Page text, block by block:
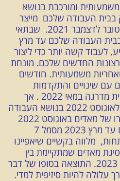
ומורכבת בנושא
בבית העבודה שלכם מייצר
הזדמנויות חדשות בין אוקטובר לדצמבר 2021. שבתאי
בבית העבודה שלכם עד מרץ
לעבוד קשה יותר כדי ליצור
החדשים שלכם. מונחת
משמעותית. חודשים
2022 מטיבים עם שינויים והתקדמות
בעשייה שלכם. צפויה עליית מדרגה במאי 2022 . אך
ייתכן משבר בין חודש יוני לאוגוסט 2022 בנושא העבודה
או היחסים במסגרת. מעברו של מאדים באוגוסט 2022
לבית הקריירה ושהותו שם עד מרץ 2023 מסמל 7
מלווה בקשיים שיאפיינו
מאדים שמתקיימת בין
אוקטובר 2022 ועד ינואר 2023. התוצאה בסופו של דבר
להיות סיזיפית למדי.